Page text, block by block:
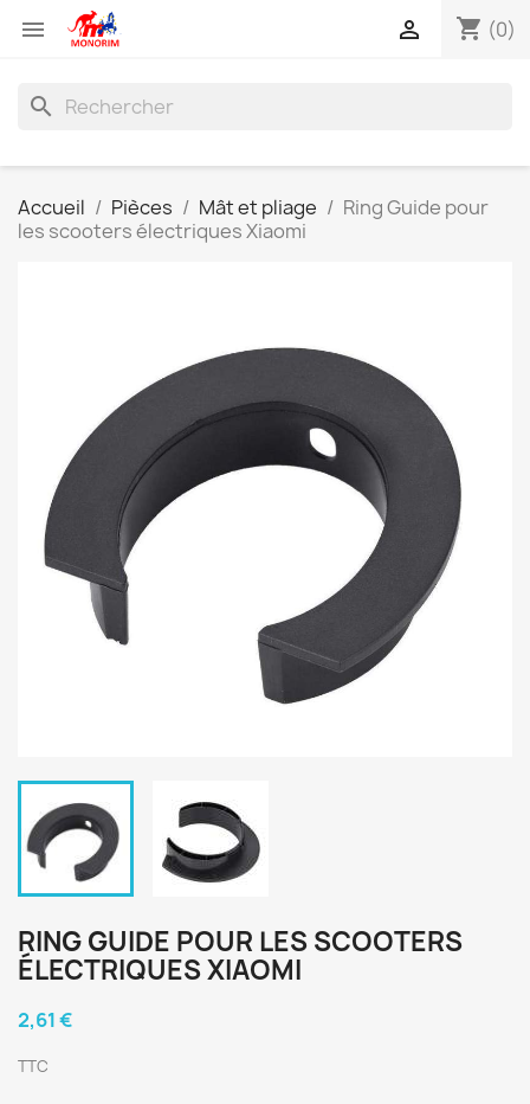
 shopping_cart (0)

search
Accueil Pièces Mât et pliage
Ring Guide pour
les scooters électriques Xiaomi
RING GUIDE POUR LES SCOOTERS
ÉLECTRIQUES XIAOMI
2,61 €
TTC